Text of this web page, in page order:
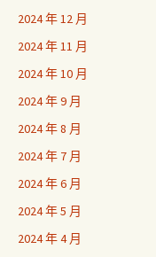
2024 年 12 月
2024 年 11 月
2024 年 10 月
2024 年 9 月
2024 年 8 月
2024 年 7 月
2024 年 6 月
2024 年 5 月
2024 年 4 月